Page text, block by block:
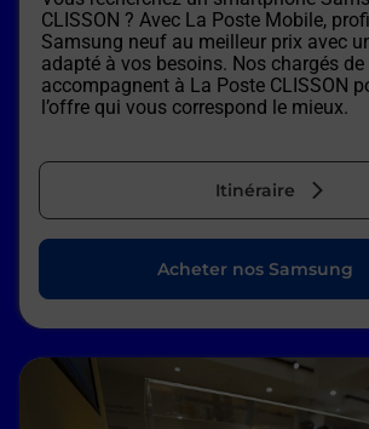
CLISSON ? Avec La Poste Mobile,
Samsung neuf au meilleur prix avec
adapté à vos besoins. Nos chargés
accompagnent à La Poste CLISSON
l’offre qui vous correspond le mieux.
Itinéraire
Acheter nos Samsung